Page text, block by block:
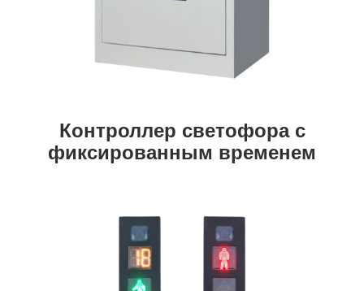
Контроллер светофора с
фиксированным временем